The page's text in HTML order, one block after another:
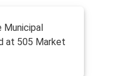
Municipal
at 505 Market